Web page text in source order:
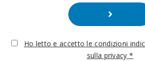
Ho letto e accetto le condizioni
sulla privacy *